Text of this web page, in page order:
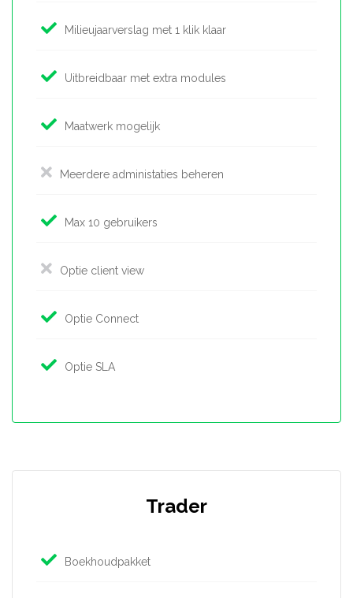
Milieujaarverslag met 1 klik klaar
Uitbreidbaar met extra modules
Maatwerk mogelijk
Meerdere administaties beheren
Max 10 gebruikers
Optie client view
Optie Connect
Optie SLA
Trader
Boekhoudpakket